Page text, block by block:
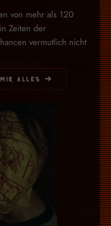
von mehr als 120
Zeiten der
vermutlich nicht
alles ➔